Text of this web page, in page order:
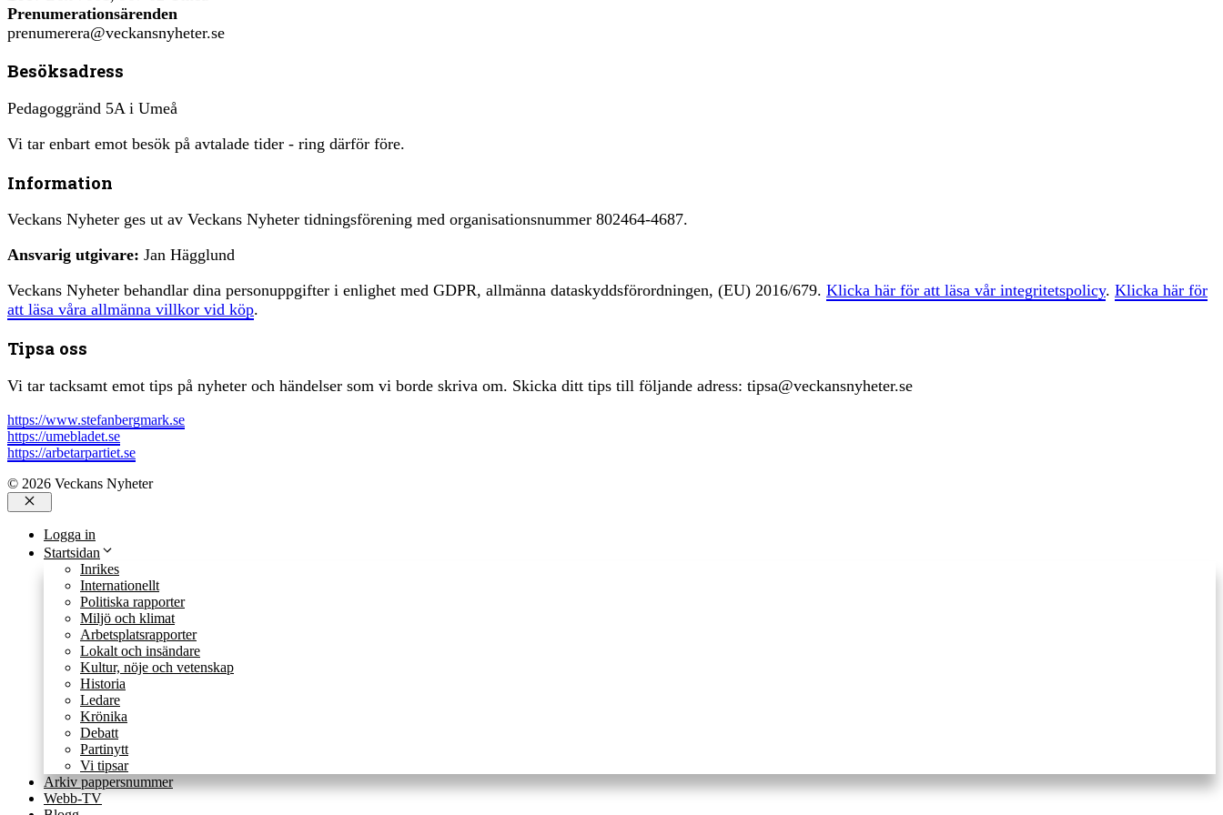
Prenumerationsärenden
prenumerera@veckansnyheter.se
Besöksadress
Pedagoggränd 5A i Umeå
Vi tar enbart emot besök på avtalade tider - ring därför före.
Information
Veckans Nyheter ges ut av Veckans Nyheter tidningsförening med organisationsnummer 802464-4687.
Ansvarig utgivare: Jan Hägglund
Veckans Nyheter behandlar dina personuppgifter i enlighet med GDPR, allmänna dataskyddsförordningen, (EU) 2016/679. Klicka här för att läsa vår integritetspolicy. Klicka här för
att läsa våra allmänna villkor vid köp.
Tipsa oss
Vi tar tacksamt emot tips på nyheter och händelser som vi borde skriva om. Skicka ditt tips till följande adress: tipsa@veckansnyheter.se
https://www.stefanbergmark.se
https://umebladet.se
https://arbetarpartiet.se
© 2026 Veckans Nyheter
Stäng
Logga in
Startsidan
Inrikes
Internationellt
Politiska rapporter
Miljö och klimat
Arbetsplatsrapporter
Lokalt och insändare
Kultur, nöje och vetenskap
Historia
Ledare
Krönika
Debatt
Partinytt
Vi tipsar
Arkiv pappersnummer
Webb-TV